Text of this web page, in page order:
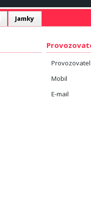
Jamky
Provozovatel
Mobil
E-mail